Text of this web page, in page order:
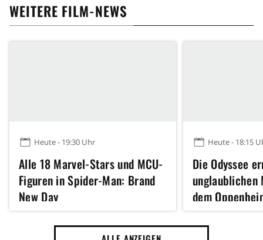
WEITERE FILM-NEWS
Heute - 19:30 Uhr
Alle 18 Marvel-Stars und MCU-
Figuren in Spider-Man: Brand
New Day
Heute - 18:15
Die Odyssee
unglaublichen
dem
Inception